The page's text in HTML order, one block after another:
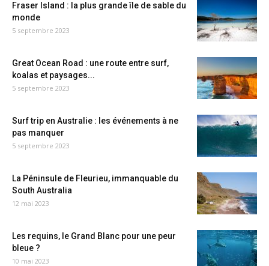
Fraser Island : la plus grande île de sable du
monde
5 septembre 2023
Great Ocean Road : une route entre surf,
koalas et paysages...
5 septembre 2023
Surf trip en Australie : les événements à ne
pas manquer
5 septembre 2023
La Péninsule de Fleurieu, immanquable du
South Australia
12 mai 2023
Les requins, le Grand Blanc pour une peur
bleue ?
10 mai 2023